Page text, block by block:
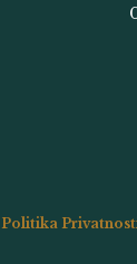
Politika